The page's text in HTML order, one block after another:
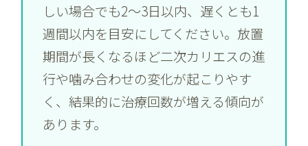
しい場合でも2〜3日以内、遅くとも1
週間以内を目安にしてください。放置
期間が長くなるほど二次カリエスの進
行や噛み合わせの変化が起こりやす
く、結果的に治療回数が増える傾向が
あります。